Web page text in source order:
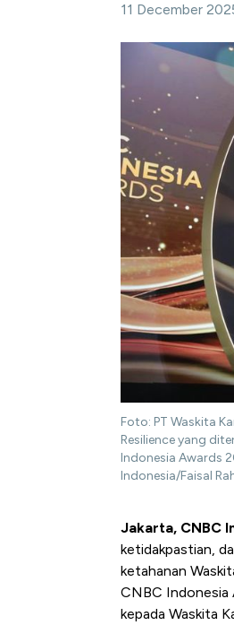
11 December
Foto: PT Waskita
Resilience yang
Indonesia Awards
Indonesia/Faisal
Jakarta, CNBC
ketidakpastian,
ketahanan
CNBC Indonesia
kepada Waskita